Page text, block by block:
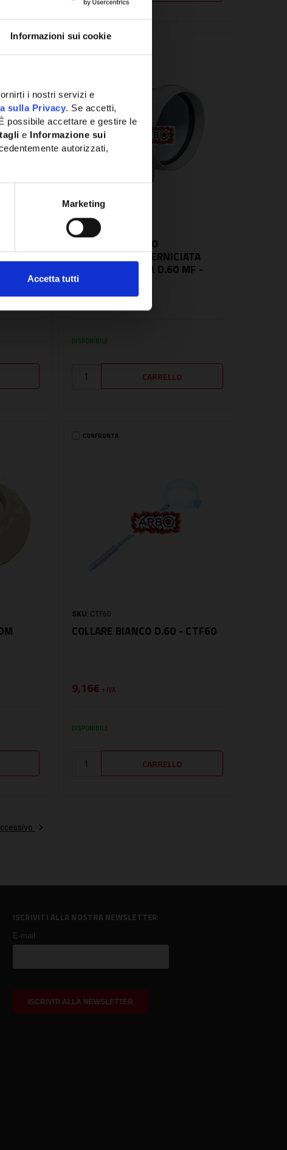
Informazioni sui cookie
i nostri servizi e
sulla Privacy. Se accetti,
possibile accettare e gestire le
e Informazione sui
autorizzati,
Marketing
Accetta tutti
SKU: CA60MFVP
CURVA ALLUMINIO
PRESSOFUSA E VERNICIATA
CON ATTACCO DA D.60 MF -
CA60MFVP
19,97€
DISPONIBILE
CONFRONTA
SKU: CTF60
COLLARE BIANCO D.60 - CTF60
9,16€ + IVA
DISPONIBILE
ISCRIVITI ALLA NOSTRA NEWSLETTER